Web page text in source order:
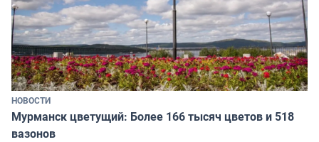
НОВОСТИ
Мурманск цветущий: Более 166 тысяч цветов и 518
вазонов